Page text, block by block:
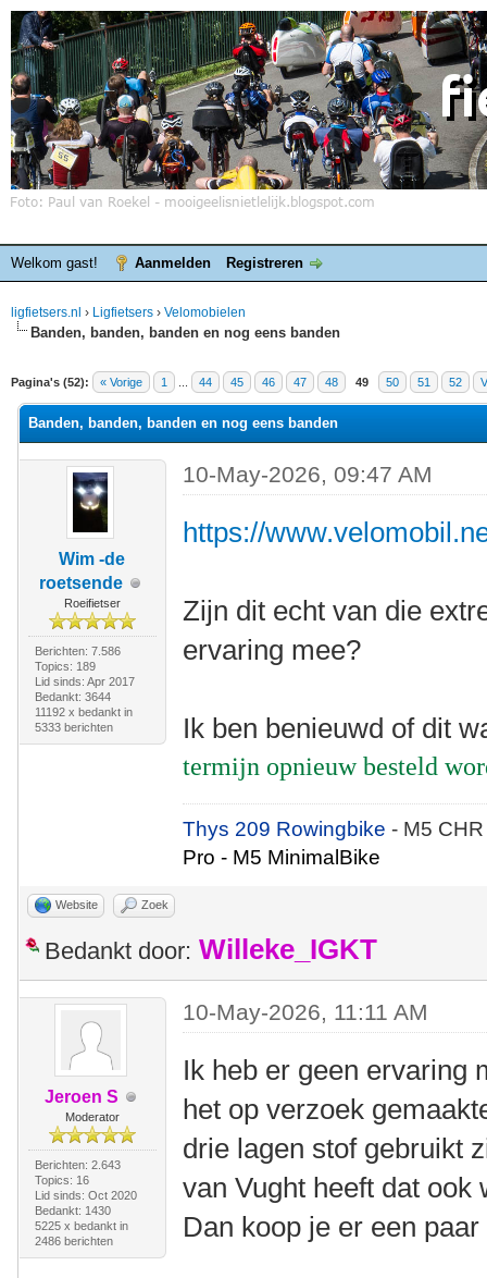
Welkom gast! Aanmelden Registreren
ligfietsers.nl › Ligfietsers › Velomobielen
Banden, banden, banden en nog eens banden
Pagina's (52): « Vorige 1 44 45 46 47 48 49 50 51 52
waardering is 3
Banden, banden, banden en nog eens banden
Wim -de
roetsende
Roeifietser
Berichten: 7.586
Topics: 189
Lid sinds: Apr 2017
Bedankt: 3644
11192 x bedankt in
5333 berichten
10-May-2026, 09:47 AM
https://
Zijn dit echt van die
ervaring mee?
Ik ben benieuwd of dit
termijn opnieuw besteld
Thys 209 Rowingbike- M5
Pro - M5 MinimalBike
Website Zoek
Bedankt door: Willeke_IGKT
Jeroen S
Moderator
Berichten: 2.643
Topics: 16
Lid sinds: Oct 2020
Bedankt: 1430
5225 x bedankt in
2486 berichten
10-May-2026, 11:11 AM
Ik heb er geen ervaring
het op verzoek
drie lagen stof gebruikt
van Vught heeft dat ook
Dan koop je er een